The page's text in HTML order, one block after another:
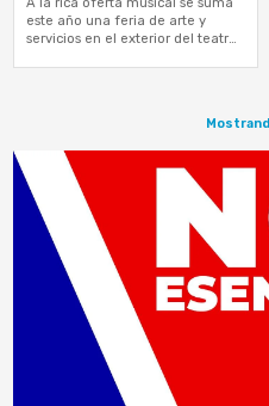
este año una feria de arte y
servicios en el exterior del teatro